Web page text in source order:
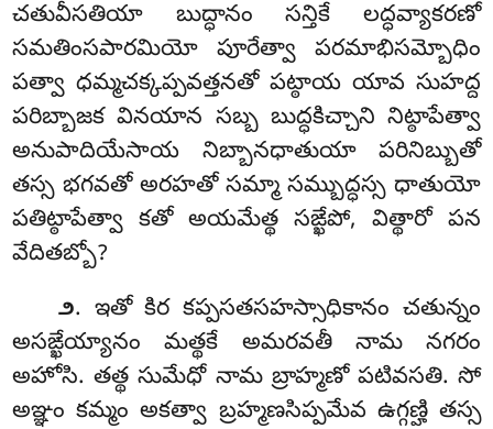
చతువీసతియా బుద్ధానం సన్తికే లద్ధవ్యాకరణో
సమతింసపారమియో పూరేత్వా పరమాభిసమ్బోధిం
పత్వా ధమ్మచక్కప్పవత్తనతో పట్ఠాయ యావ సుహద్ద
పరిబ్బాజక వినయాన సబ్బ బుద్ధకిచ్చాని నిట్ఠాపేత్వా
అనుపాదియేసాయ నిబ్బానధాతుయా పరినిబ్బుతో
తస్స భగవతో అరహతో సమ్మా సమ్బుద్ధస్స ధాతుయో
పతిట్ఠాపేత్వా కతో అయమేత్థ సఙ్ఖేపో, విత్థారో పన
వేదితబ్బో?
౨. ఇతో కిర కప్పసతసహస్సాధికానం చతున్నం
అసఙ్ఖేయ్యానం మత్థకే అమరవతీ నామ నగరం
అహోసి. తత్థ సుమేధో నామ బ్రాహ్మణో పటివసతి. సో
అఞ్ఞం కమ్మం అకత్వా బ్రహ్మణసిప్పమేవ ఉగ్గణ్హి తస్స